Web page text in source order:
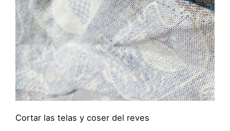
Cortar las telas y coser del reves